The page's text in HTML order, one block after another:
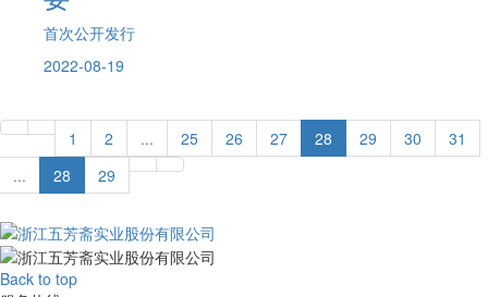
首次公开发行
2022-08-19
1 2 ... 25 26 27 28 29 30
31
...
28 29
Back to top